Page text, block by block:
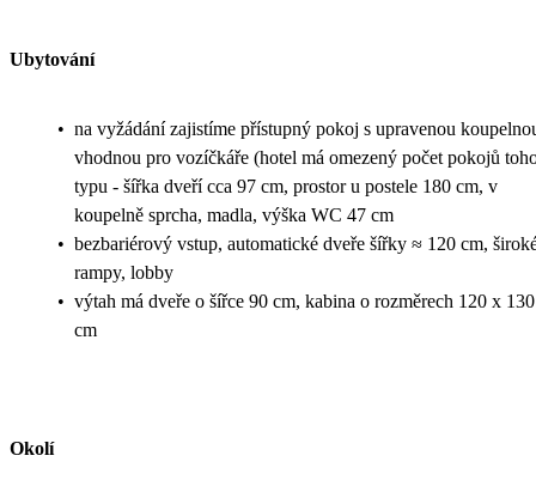
Ubytování
• na vyžádání zajistíme přístupný pokoj s upravenou
vhodnou pro vozíčkáře (hotel má omezený počet pokojů
typu - šířka dveří cca 97 cm, prostor u postele 180 cm, v
koupelně sprcha, madla, výška WC 47 cm
• bezbariérový vstup, automatické dveře šířky ≈ 120 cm,
rampy, lobby
• výtah má dveře o šířce 90 cm, kabina o rozměrech 120 x 130
cm
Okolí